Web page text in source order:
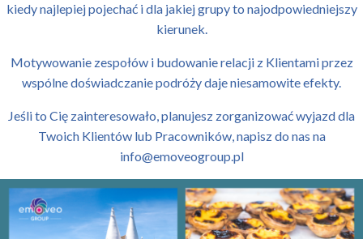
kiedy najlepiej pojechać i dla jakiej grupy to najodpowiedniejszy
kierunek.
Motywowanie zespołów i budowanie relacji z Klientami przez
wspólne doświadczanie podróży daje niesamowite efekty.
Jeśli to Cię zainteresowało, planujesz zorganizować wyjazd dla
Twoich Klientów lub Pracowników, napisz do nas na
info@emoveogroup.pl